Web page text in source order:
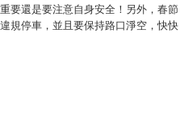
要還是要注意自身安全！另外，春節
規停車，並且要保持路口淨空，快快